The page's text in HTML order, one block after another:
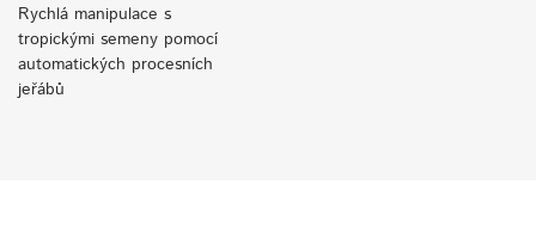
Rychlá manipulace s
tropickými semeny pomocí
automatických procesních
jeřábů